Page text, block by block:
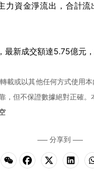
資金淨流出，合計流
新成交額達5.75億元
載或以其他任何方式使用本
但不保證數據絕對正確
分享到